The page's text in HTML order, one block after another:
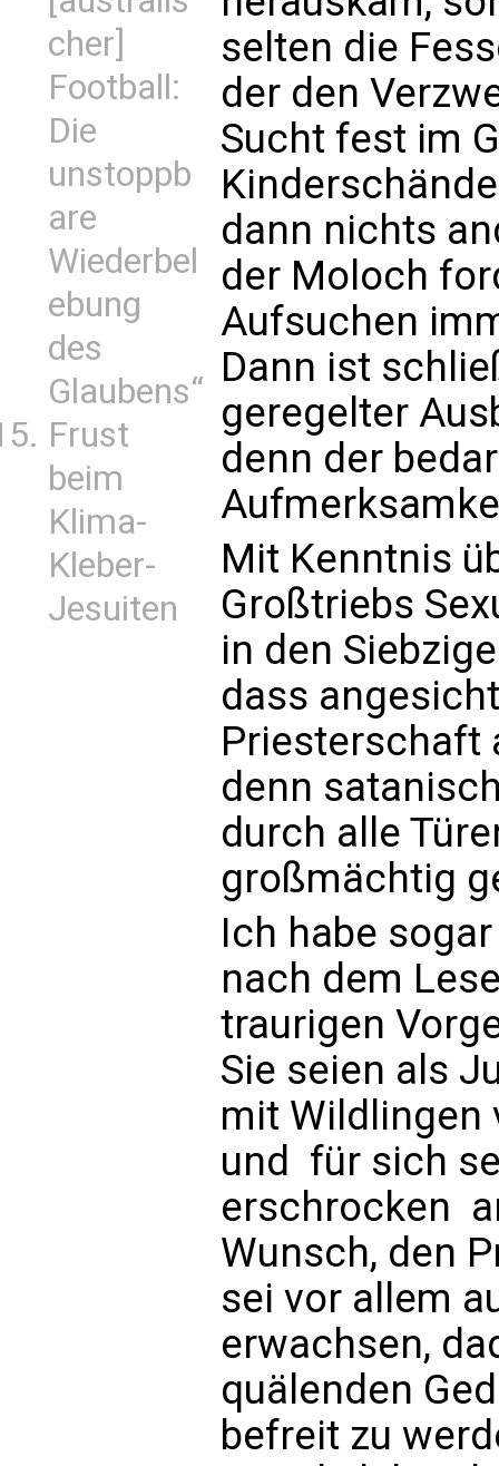
cher]
Football:
Die
unstoppb
are
Wiederbel
ebung
des
Glaubens“
Frust
beim
Klima-
Kleber-
Jesuiten
selten die
der den
Sucht fest im
dann nichts
der Moloch
Aufsuchen
Dann ist
geregelter
denn der
Mit Kenntnis
Großtriebs
in den
dass
Priesterschaft
denn
durch alle
großmächtig
Ich habe
nach dem
traurigen
Sie seien als
mit Wildlingen
und  für sich
erschrocken 
Wunsch, den
sei vor allem
erwachsen,
quälenden
befreit zu